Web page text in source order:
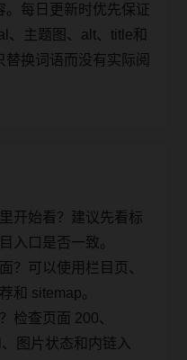
。每日更新时优先保证
、主题图、alt、title和
换词语而没有实际阅
开始看？建议先看标
入口是否一致。
？可以使用栏目页、
和 sitemap。
检查页面 200、
图片状态和内链入